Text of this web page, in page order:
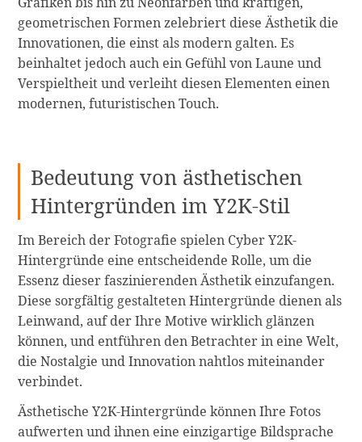
geometrischen Formen zelebriert diese Ästhetik die
Innovationen, die einst als modern galten. Es
beinhaltet jedoch auch ein Gefühl von Laune und
Verspieltheit und verleiht diesen Elementen einen
modernen, futuristischen Touch.
Bedeutung von ästhetischen
Hintergründen im Y2K-Stil
Im Bereich der Fotografie spielen Cyber Y2K-
Hintergründe eine entscheidende Rolle, um die
Essenz dieser faszinierenden Ästhetik einzufangen.
Diese sorgfältig gestalteten Hintergründe dienen als
Leinwand, auf der Ihre Motive wirklich glänzen
können, und entführen den Betrachter in eine Welt,
die Nostalgie und Innovation nahtlos miteinander
verbindet.
Ästhetische Y2K-Hintergründe können Ihre Fotos
aufwerten und ihnen eine einzigartige Bildsprache